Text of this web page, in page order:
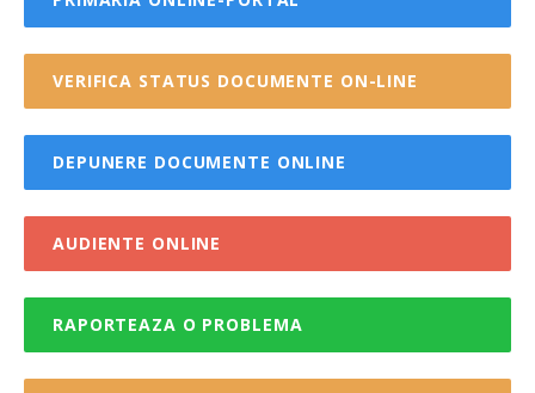
VERIFICA STATUS DOCUMENTE ON-LINE
DEPUNERE DOCUMENTE ONLINE
AUDIENTE ONLINE
RAPORTEAZA O PROBLEMA